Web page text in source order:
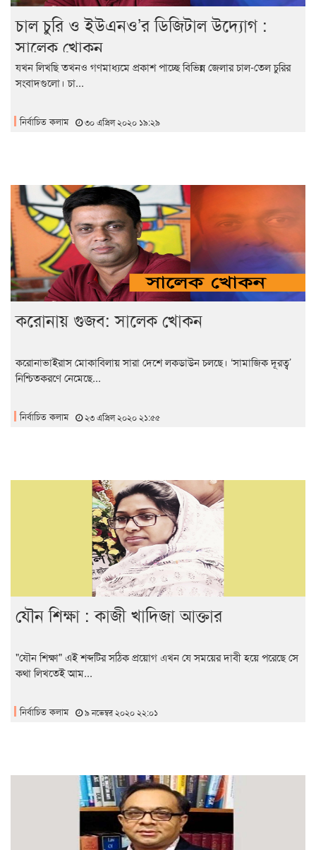
চাল চুরি ও ইউএনও’র ডিজিটাল উদ্যোগ :
সালেক খোকন
যখন লিখছি তখনও গণমাধ্যমে প্রকাশ পাচ্ছে বিভিন্ন জেলার চাল-তেল চুরির
সংবাদগুলো। চা...
নির্বাচিত কলাম ৩০ এপ্রিল ২০২০ ১৯:২৯
করোনায় গুজব: সালেক খোকন
করোনাভাইরাস মোকাবিলায় সারা দেশে লকডাউন চলছে। ‘সামাজিক দূরত্ব’
নিশ্চিতকরণে নেমেছে...
নির্বাচিত কলাম ২৩ এপ্রিল ২০২০ ২১:৫৫
যৌন শিক্ষা : কাজী খাদিজা আক্তার
"যৌন শিক্ষা" এই শব্দটির সঠিক প্রয়োগ এখন যে সময়ের দাবী হয়ে পরেছে সে
কথা লিখতেই আম...
নির্বাচিত কলাম ৯ নভেম্বর ২০২০ ২২:০১